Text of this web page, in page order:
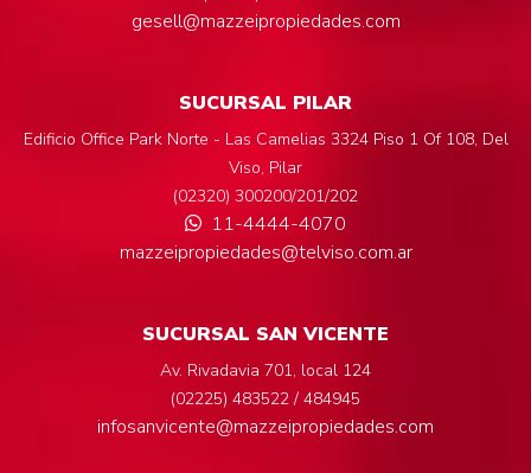
gesell@mazzeipropiedades.com
SUCURSAL PILAR
Edificio Office Park Norte - Las Camelias 3324 Piso 1 Of 108, Del
Viso, Pilar
(02320) 300200/201/202
11-4444-4070
mazzeipropiedades@telviso.com.ar
SUCURSAL SAN VICENTE
Av. Rivadavia 701, local 124
(02225) 483522 / 484945
infosanvicente@mazzeipropiedades.com